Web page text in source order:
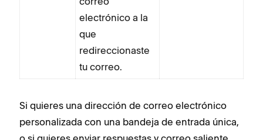
electrónico a la
que
redireccionaste
tu correo.
Si quieres una dirección de correo electrónico
personalizada con una bandeja de entrada única,